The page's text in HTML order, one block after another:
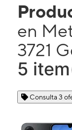
en
3721
5
Consulta 3